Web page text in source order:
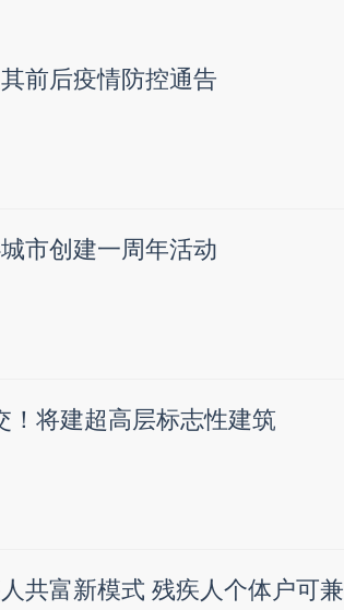
前后疫情防控通告
市创建一周年活动
！将建超高层标志性建筑
共富新模式 残疾人个体户可兼